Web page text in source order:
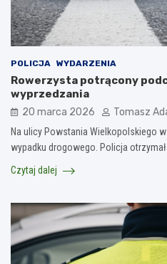
POLICJA WYDARZENIA
Rowerzysta potrącony
wyprzedzania
20 marca 2026 Tomasz
Na ulicy Powstania Wielkopolskiego
wypadku drogowego. Policja
Czytaj dalej